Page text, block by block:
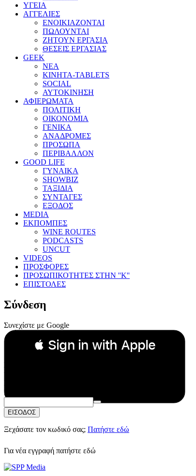
ΥΓΕΙΑ
ΑΓΓΕΛΙΕΣ
ΕΝΟΙΚΙΑΖΟΝΤΑΙ
ΠΩΛΟΥΝΤΑΙ
ΖΗΤΟΥΝ ΕΡΓΑΣΙΑ
ΘΕΣΕΙΣ ΕΡΓΑΣΙΑΣ
GEEK
ΝΕΑ
ΚΙΝΗΤΑ-TABLETS
SOCIAL
ΑΥΤΟΚΙΝΗΣΗ
ΑΦΙΕΡΩΜΑΤΑ
ΠΟΛΙΤΙΚΗ
ΟΙΚΟΝΟΜΙΑ
ΓΕΝΙΚΑ
ΑΝΑΔΡΟΜΕΣ
ΠΡΟΣΩΠΑ
ΠΕΡΙΒΑΛΛΟΝ
GOOD LIFE
ΓΥΝΑΙΚΑ
SHOWBIZ
ΤΑΞΙΔΙΑ
ΣΥΝΤΑΓΕΣ
ΕΞΟΔΟΣ
MEDIA
ΕΚΠΟΜΠΕΣ
WINE ROUTES
PODCASTS
UNCUT
VIDEOS
ΠΡΟΣΦΟΡΕΣ
ΠΡΟΣΩΠΙΚΟΤΗΤΕΣ ΣΤΗΝ ''Κ''
ΕΠΙΣΤΟΛΕΣ
Σύνδεση
Συνεχίστε με Google
 Sign in with Apple
Συνεχίστε με Apple
ή
Email:
Κωδικός Πρόσβασης:
ΕΙΣΟΔΟΣ
Ξεχάσατε τον κωδικό σας; Πατήστε εδώ
Για νέα εγγραφή πατήστε εδώ